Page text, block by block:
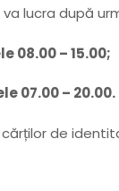
va lucra după
08.00 – 15.00;
07.00 – 20.00.
de